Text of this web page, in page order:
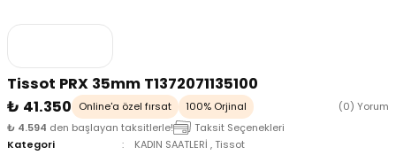
Tissot PRX 35mm T1372071135100
₺ 41.350
Online'a özel fırsat 100% Orjinal
(0) Yorum
₺ 4.594 den başlayan taksitlerle!
Taksit Seçenekleri
Kategori
KADIN SAATLERİ ,Tissot